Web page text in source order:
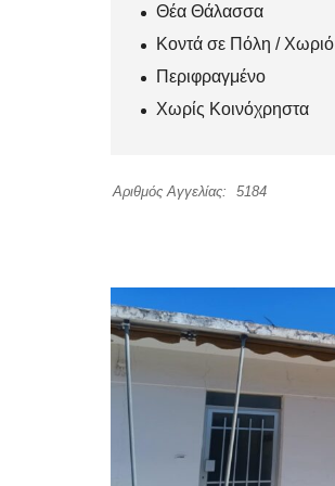
Θέα Θάλασσα
Κοντά σε Πόλη / Χωριό
Περιφραγμένο
Χωρίς Κοινόχρηστα
Αριθμός Αγγελίας: 5184